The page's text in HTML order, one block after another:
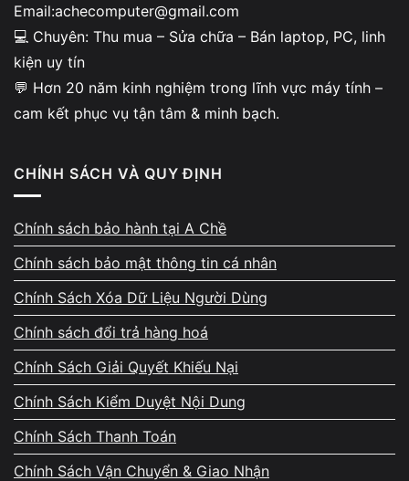
Pin báo lỗi hệ thống
Nếu bạn đang băn khoăn
pin laptop bị phồng có nguy hiểm không
Pin phồng có thể gây chèn ép linh kiện bên trong và tiềm
Vi Tính A Chề thay pin laptop Lenovo
như thế nào?
Vi Tính A Chề nhận thay pin laptop Lenovo cho đầy đủ
các dòng ThinkPad, IdeaPad, Legion… với quy trình minh
bạch:
Kiểm tra pin miễn phí
Email:achecomputer@gmail.com
💻 Chuyên: Thu mua – Sửa chữa – Bán laptop, PC, linh
kiện uy tín
💬 Hơn 20 năm kinh nghiệm trong lĩnh vực máy tính –
cam kết phục vụ tận tâm & minh bạch.
CHÍNH SÁCH VÀ QUY ĐỊNH
Chính sách bảo hành tại A Chề
Chính sách bảo mật thông tin cá nhân
Chính Sách Xóa Dữ Liệu Người Dùng
Chính sách đổi trả hàng hoá
Chính Sách Giải Quyết Khiếu Nại
Chính Sách Kiểm Duyệt Nội Dung
Chính Sách Thanh Toán
Chính Sách Vận Chuyển & Giao Nhận